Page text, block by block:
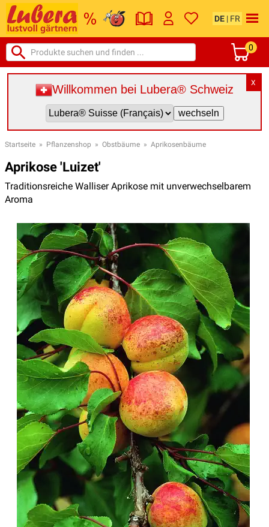
DE | FR
0
X
Willkommen bei Lubera® Schweiz
Startseite » Pflanzenshop » Obstbäume » Aprikosenbäume
Aprikose 'Luizet'
Traditionsreiche Walliser Aprikose mit unverwechselbarem
Aroma